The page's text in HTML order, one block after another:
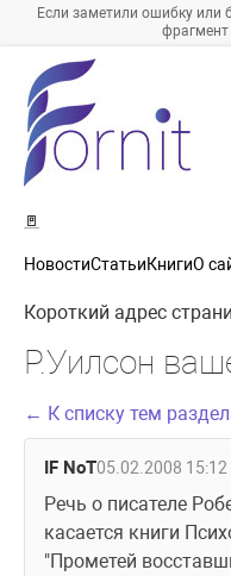
Если заметили ошибку или
🚪
НовостиСтатьиКнигиО
Короткий адрес
Р.Уилсон
← К списку тем
IF NoT05.02.2008 15:12
Речь о писателе
касается книги
"Прометей